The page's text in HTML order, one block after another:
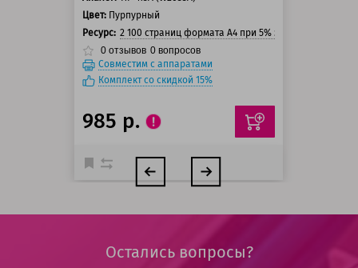
Цвет: Пурпурный
Ресурс: 2 100 страниц формата А4 при 5% заполнении
0 отзывов 0 вопросов
Совместим с аппаратами
Комплект со скидкой 15%
985 р.
Остались вопросы?